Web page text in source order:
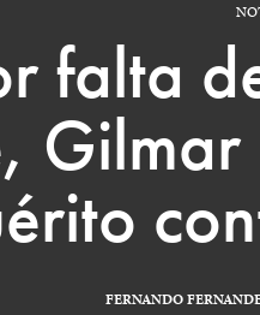
falta
FERNANDO